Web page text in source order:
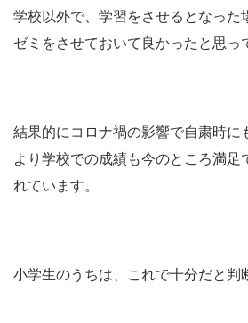
学校以外で、学習をさせるとなった
ゼミをさせておいて良かったと思っ
結果的にコロナ禍の影響で自粛時に
より学校での成績も今のところ満足
れています。
小学生のうちは、これで十分だと判